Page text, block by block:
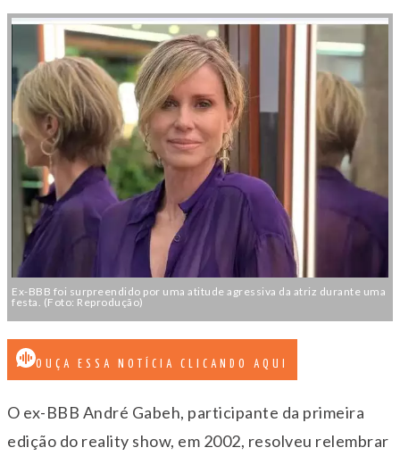
Ex-BBB foi surpreendido por uma atitude agressiva da atriz durante uma
festa. (Foto: Reprodução)
OUÇA ESSA NOTÍCIA CLICANDO AQUI
O ex-BBB André Gabeh, participante da primeira
edição do reality show, em 2002, resolveu relembrar